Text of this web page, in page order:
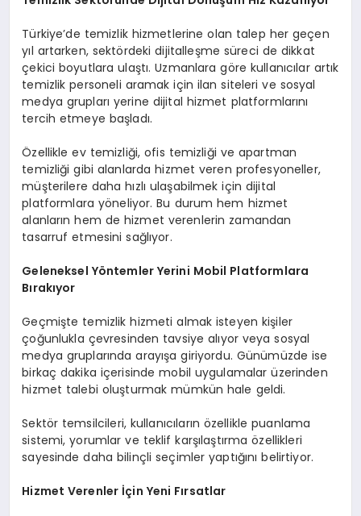
Türkiye’de temizlik hizmetlerine olan talep her geçen
yıl artarken, sektördeki dijitalleşme süreci de dikkat
çekici boyutlara ulaştı. Uzmanlara göre kullanıcılar artık
temizlik personeli aramak için ilan siteleri ve sosyal
medya grupları yerine dijital hizmet platformlarını
tercih etmeye başladı.
Özellikle ev temizliği, ofis temizliği ve apartman
temizliği gibi alanlarda hizmet veren profesyoneller,
müşterilere daha hızlı ulaşabilmek için dijital
platformlara yöneliyor. Bu durum hem hizmet
alanların hem de hizmet verenlerin zamandan
tasarruf etmesini sağlıyor.
Geleneksel Yöntemler Yerini Mobil Platformlara
Bırakıyor
Geçmişte temizlik hizmeti almak isteyen kişiler
çoğunlukla çevresinden tavsiye alıyor veya sosyal
medya gruplarında arayışa giriyordu. Günümüzde ise
birkaç dakika içerisinde mobil uygulamalar üzerinden
hizmet talebi oluşturmak mümkün hale geldi.
Sektör temsilcileri, kullanıcıların özellikle puanlama
sistemi, yorumlar ve teklif karşılaştırma özellikleri
sayesinde daha bilinçli seçimler yaptığını belirtiyor.
Hizmet Verenler İçin Yeni Fırsatlar